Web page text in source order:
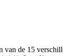
de 15